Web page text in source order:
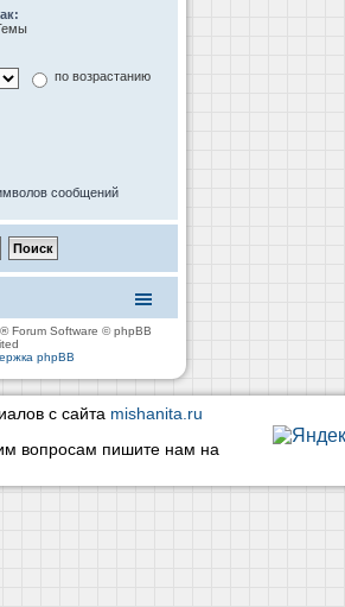
по возрастанию
сообщений
® Forum Software © phpBB
phpBB
с сайта mishanita.ru
вопросам пишите нам на